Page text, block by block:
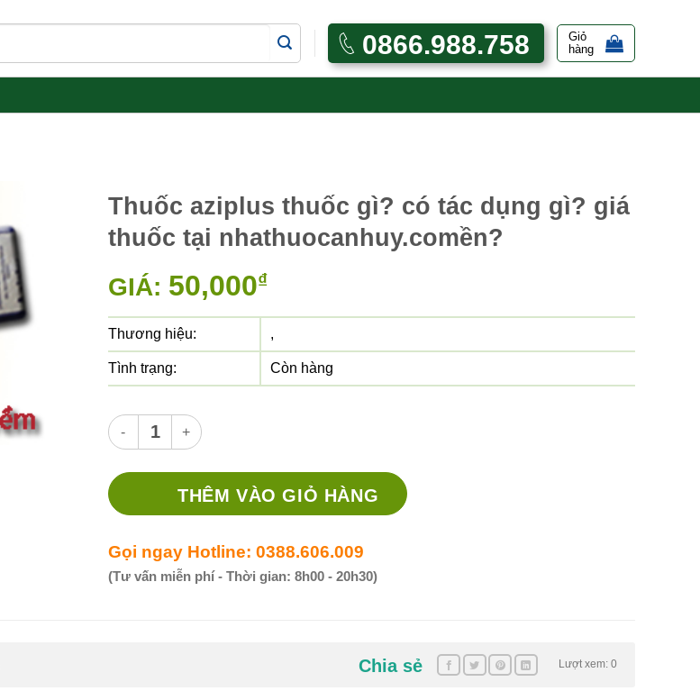
0866.988.758
Giỏ
hàng
Thuốc aziplus thuốc gì? có tác dụng gì? giá
thuốc tại nhathuocanhuy.comền?
GIÁ: 50,000₫
Thương hiệu: ,
Tình trạng: Còn hàng
Thuốc aziplus thuốc gì? có tác dụng gì? giá thuốc tại nhathuocanhuy.comền? số lượng
THÊM VÀO GIỎ HÀNG
Gọi ngay Hotline: 0388.606.009
(Tư vấn miễn phí - Thời gian: 8h00 - 20h30)
Lượt xem: 0
Chia sẻ